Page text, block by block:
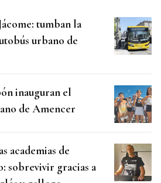
tumban la
urbano de
inauguran el
de Amencer
academias de
sobrevivir gracias a